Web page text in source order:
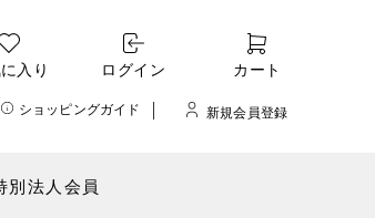
入り ログイン カート
ショッピングガイド 新規会員登録
別法人会員